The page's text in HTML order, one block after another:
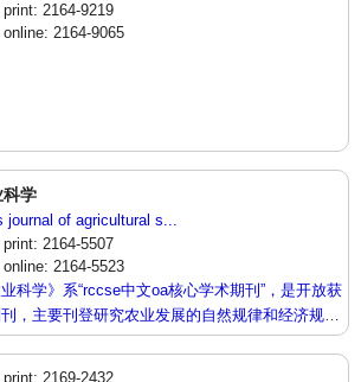
倡导科学，繁荣学术，集学术性、思想性为一
2164-9219
2164-9065
学
journal of agricultural s...
2164-5507
2164-5523
业科学》系“rccse中文oa核心学术期刊”，是开放获
，主要刊登研究农业发展的自然规律和经济规律
领域的论文。本刊集学术性、思想性为一体，支
2169-2432